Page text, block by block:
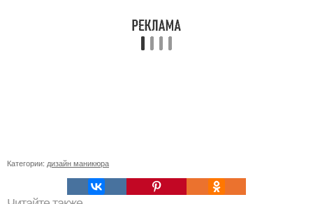
Категории: дизайн маникюра